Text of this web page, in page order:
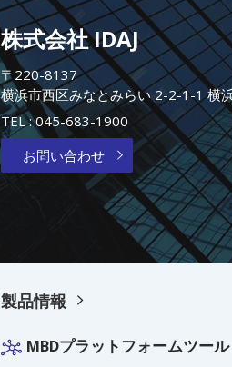
株式会社 IDAJ
〒220-8137
横浜市西区みなとみらい 2-2-1-1 横
TEL :045-683-1900
お問い合わせ
製品情報
MBDプラットフォームツール